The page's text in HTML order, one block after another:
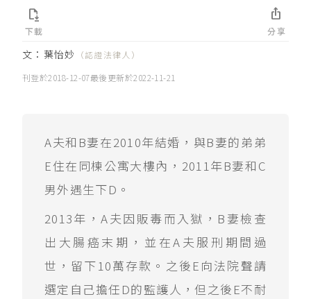
文： 葉怡妙
（認證法律人）
刊登於2018-12-07最後更新於2022-11-21
A夫和B妻在2010年結婚，與B妻的弟弟
E住在同棟公寓大樓內，2011年B妻和C
男外遇生下D。
2013年，A夫因販毒而入獄，B妻檢查
出大腸癌末期，並在A夫服刑期間過
世，留下10萬存款。之後E向法院聲請
選定自己擔任D的監護人，但之後E不耐
下載

分享
